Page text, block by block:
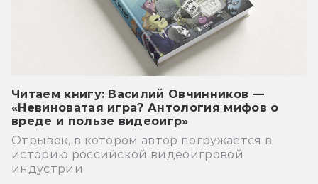
Читаем книгу: Василий Овчинников —
«Невиноватая игра? Антология мифов о
вреде и пользе видеоигр»
Отрывок, в котором автор погружается в
историю российской видеоигровой
индустрии